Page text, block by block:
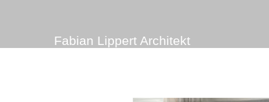
Fabian Lippert Architekt